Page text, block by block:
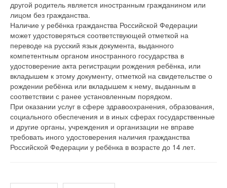
другой родитель является иностранным гражданином или
лицом без гражданства.
Наличие у ребёнка гражданства Российской Федерации
может удостоверяться соответствующей отметкой на
переводе на русский язык документа, выданного
компетентным органом иностранного государства в
удостоверение акта регистрации рождения ребёнка, или
вкладышем к этому документу, отметкой на свидетельстве о
рождении ребёнка или вкладышем к нему, выданным в
соответствии с ранее установленным порядком.
При оказании услуг в сфере здравоохранения, образования,
социального обеспечения и в иных сферах государственные
и другие органы, учреждения и организации не вправе
требовать иного удостоверения наличия гражданства
Российской Федерации у ребёнка в возрасте до 14 лет.